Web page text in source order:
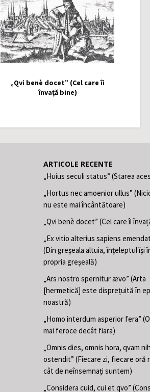
„Qvi benè docet” (Cel care îi
învață bine)
ARTICOLE RECENTE
„Huius seculi status” (Starea
„Hortus nec amoenior ullus”
nu este mai încântătoare)
„Qvi benè docet” (Cel care îi
„Ex vitio alterius sapiens
(Din greșeala altuia, înțeleptul își
propria greșeală)
„Ars nostro spernitur ævo” (Arta
[hermetică] este disprețuită în
noastră)
„Homo interdum asperior fera”
mai feroce decât fiara)
„Omnis dies, omnis hora, qvam
ostendit” (Fiecare zi, fiecare oră
cât de neînsemnați suntem)
„Considera cuid, cui et qvo”